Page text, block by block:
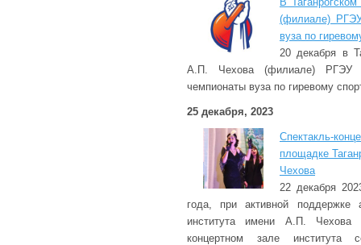
(филиале)
вуза по
20 декабря в
А.П. Чехова (филиале) РГЭУ
чемпионаты вуза по гиревому
25 декабря, 2023
Спектакль-
площадке
Чехова
22 декабря
года, при активной поддержке
института имени А.П.
концертном зале института